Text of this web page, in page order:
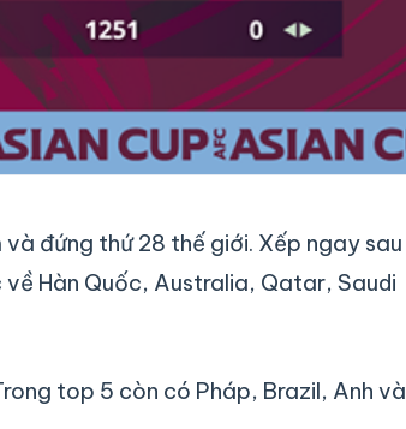
đứng thứ 28 thế giới. Xếp ngay sau
Hàn Quốc, Australia, Qatar, Saudi
top 5 còn có Pháp, Brazil, Anh và